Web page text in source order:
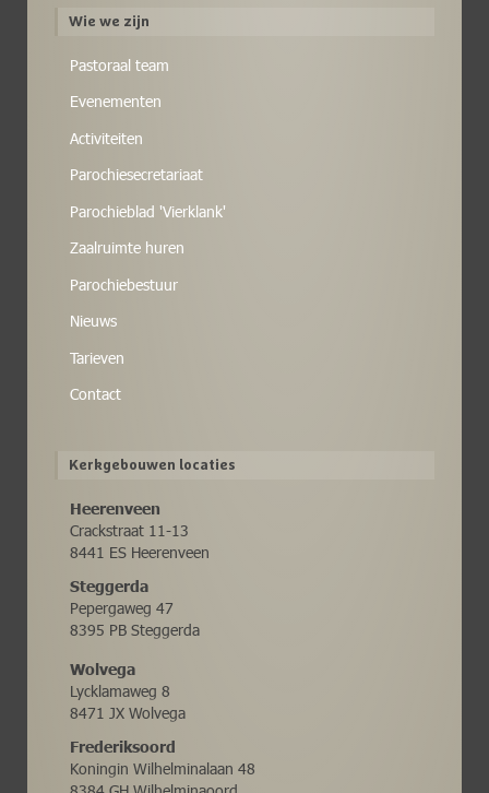
Wie we zijn
Pastoraal team
Evenementen
Activiteiten
Parochiesecretariaat
Parochieblad 'Vierklank'
Zaalruimte huren
Parochiebestuur
Nieuws
Tarieven
Contact
Kerkgebouwen locaties
Heerenveen
Crackstraat 11-13
8441 ES Heerenveen
Steggerda
Pepergaweg 47
8395 PB Steggerda
Wolvega
Lycklamaweg 8
8471 JX Wolvega
Frederiksoord
Koningin Wilhelminalaan 48